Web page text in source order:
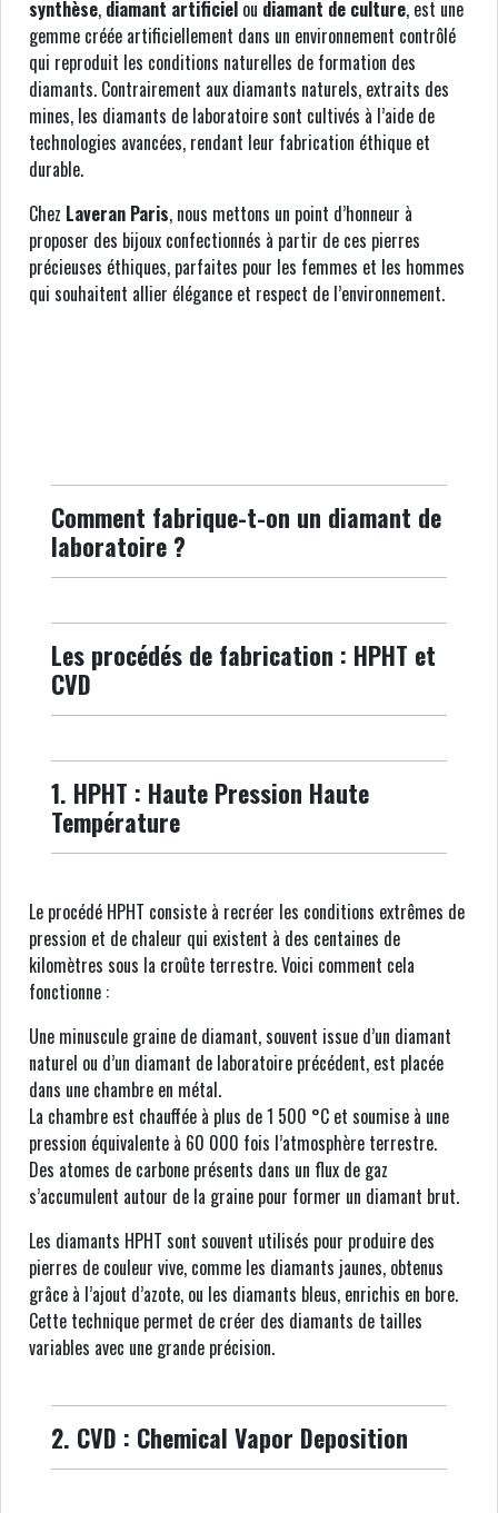
synthèse, diamant artificiel ou diamant de culture, est une
gemme créée artificiellement dans un environnement contrôlé
qui reproduit les conditions naturelles de formation des
diamants. Contrairement aux diamants naturels, extraits des
mines, les diamants de laboratoire sont cultivés à l’aide de
technologies avancées, rendant leur fabrication éthique et
durable.
Chez Laveran Paris, nous mettons un point d’honneur à
proposer des bijoux confectionnés à partir de ces pierres
précieuses éthiques, parfaites pour les femmes et les hommes
qui souhaitent allier élégance et respect de l’environnement.
Comment fabrique-t-on un diamant de
laboratoire ?
Les procédés de fabrication : HPHT et
CVD
1. HPHT : Haute Pression Haute
Température
Le procédé HPHT consiste à recréer les conditions extrêmes de
pression et de chaleur qui existent à des centaines de
kilomètres sous la croûte terrestre. Voici comment cela
fonctionne :
Une minuscule graine de diamant, souvent issue d’un diamant
naturel ou d’un diamant de laboratoire précédent, est placée
dans une chambre en métal.
La chambre est chauffée à plus de 1 500 °C et soumise à une
pression équivalente à 60 000 fois l’atmosphère terrestre.
Des atomes de carbone présents dans un flux de gaz
s’accumulent autour de la graine pour former un diamant brut.
Les diamants HPHT sont souvent utilisés pour produire des
pierres de couleur vive, comme les diamants jaunes, obtenus
grâce à l’ajout d’azote, ou les diamants bleus, enrichis en bore.
Cette technique permet de créer des diamants de tailles
variables avec une grande précision.
2. CVD : Chemical Vapor Deposition